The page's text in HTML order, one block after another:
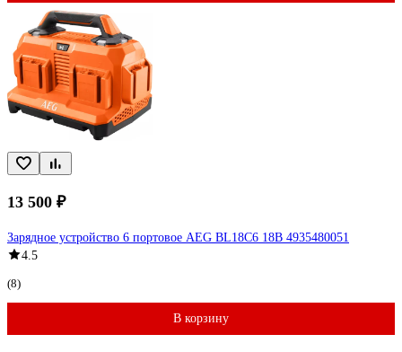
13 500 ₽
Зарядное устройство 6 портовое AEG BL18C6 18В 4935480051
4.5
(8)
В корзину